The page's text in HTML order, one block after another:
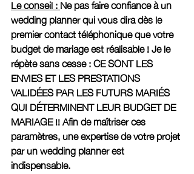
Le conseil : Ne pas faire confiance à un
wedding planner qui vous dira dès le
premier contact téléphonique que votre
budget de mariage est réalisable ! Je le
répète sans cesse : CE SONT LES
ENVIES ET LES PRESTATIONS
VALIDÉES PAR LES FUTURS MARIÉS
QUI DÉTERMINENT LEUR BUDGET DE
MARIAGE !! Afin de maîtriser ces
paramètres, une expertise de votre projet
par un wedding planner est
indispensable.